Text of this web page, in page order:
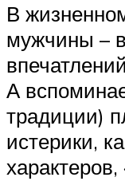
В
мужчины –
А
традиции)
истерики,
характеров,